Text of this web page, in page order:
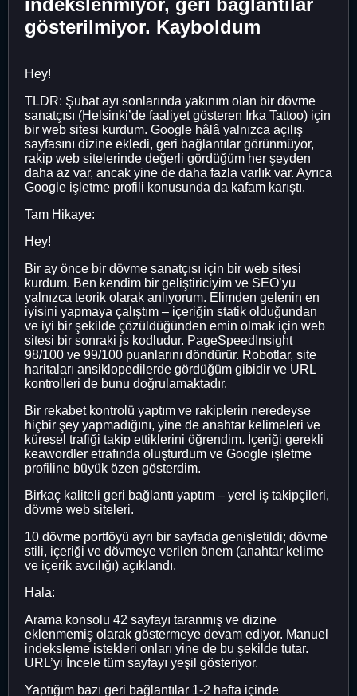
indekslenmiyor, geri bağlantılar
gösterilmiyor. Kayboldum
Hey!
TLDR: Şubat ayı sonlarında yakınım olan bir dövme
sanatçısı (Helsinki’de faaliyet gösteren Irka Tattoo) için
bir web sitesi kurdum. Google hâlâ yalnızca açılış
sayfasını dizine ekledi, geri bağlantılar görünmüyor,
rakip web sitelerinde değerli gördüğüm her şeyden
daha az var, ancak yine de daha fazla varlık var. Ayrıca
Google işletme profili konusunda da kafam karıştı.
Tam Hikaye:
Hey!
Bir ay önce bir dövme sanatçısı için bir web sitesi
kurdum. Ben kendim bir geliştiriciyim ve SEO’yu
yalnızca teorik olarak anlıyorum. Elimden gelenin en
iyisini yapmaya çalıştım – içeriğin statik olduğundan
ve iyi bir şekilde çözüldüğünden emin olmak için web
sitesi bir sonraki js kodludur. PageSpeedInsight
98/100 ve 99/100 puanlarını döndürür. Robotlar, site
haritaları ansiklopedilerde gördüğüm gibidir ve URL
kontrolleri de bunu doğrulamaktadır.
Bir rekabet kontrolü yaptım ve rakiplerin neredeyse
hiçbir şey yapmadığını, yine de anahtar kelimeleri ve
küresel trafiği takip ettiklerini öğrendim. İçeriği gerekli
keawordler etrafında oluşturdum ve Google işletme
profiline büyük özen gösterdim.
Birkaç kaliteli geri bağlantı yaptım – yerel iş takipçileri,
dövme web siteleri.
10 dövme portföyü ayrı bir sayfada genişletildi; dövme
stili, içeriği ve dövmeye verilen önem (anahtar kelime
ve içerik avcılığı) açıklandı.
Hala:
Arama konsolu 42 sayfayı taranmış ve dizine
eklenmemiş olarak göstermeye devam ediyor. Manuel
indeksleme istekleri onları yine de bu şekilde tutar.
URL’yi İncele tüm sayfayı yeşil gösteriyor.
Yaptığım bazı geri bağlantılar 1-2 hafta içinde